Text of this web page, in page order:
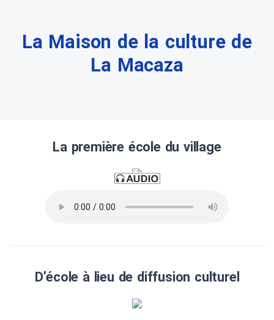
La Maison de la culture de
La Macaza
La première école du village
D’école à lieu de diffusion culturel